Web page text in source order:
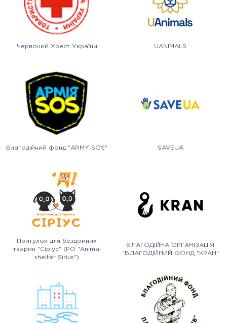
Червоний Хрест України UANIMALS
Благодійний фонд "ARMY SOS" SAVEUA
Притулок для бездомних
тварин "Сіріус" (PO "Animal
shelter Sirius")
БЛАГОДІЙНА ОРГАНІЗАЦІЯ
"БЛАГОДІЙНИЙ ФОНД "КРАН"